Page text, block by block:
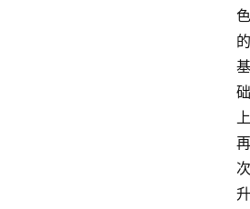
色
的
基
础
上
再
次
升